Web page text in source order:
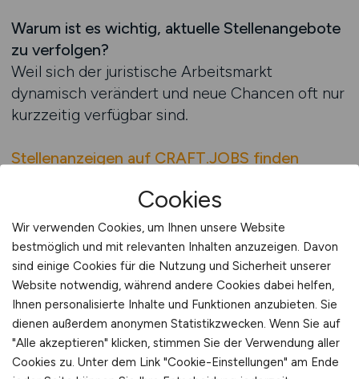
Warum ist es wichtig, aktuelle Stellenangebote
zu verfolgen?
Weil sich der juristische Arbeitsmarkt
dynamisch verändert und neue Chancen oft nur
kurzzeitig verfügbar sind.
Stellenanzeigen auf CRAFT.JOBS finden
Jobfinder juristische Laufbahn
auf JURA.JOBS
Der Jobfinder ist ein zentrales Instrument für
alle, die ihre juristische Laufbahn starten
möchten. Die beste Jobbörse für Juristen stellt
mit diesem Tool eine Lösung bereit, die
Bewerbern hilft, gezielt passende
Stellenangebote zu finden. Als Jobportal Nr. 1
Cookies
Wir verwenden Cookies, um Ihnen unsere Website
bestmöglich und mit relevanten Inhalten anzuzeigen. Davon
sind einige Cookies für die Nutzung und Sicherheit unserer
Website notwendig, während andere Cookies dabei helfen,
Ihnen personalisierte Inhalte und Funktionen anzubieten. Sie
dienen außerdem anonymen Statistikzwecken. Wenn Sie auf
"Alle akzeptieren" klicken, stimmen Sie der Verwendung aller
Cookies zu. Unter dem Link "Cookie-Einstellungen" am Ende